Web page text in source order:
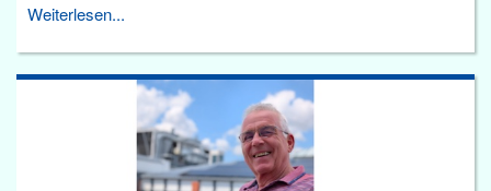
Weiterlesen...